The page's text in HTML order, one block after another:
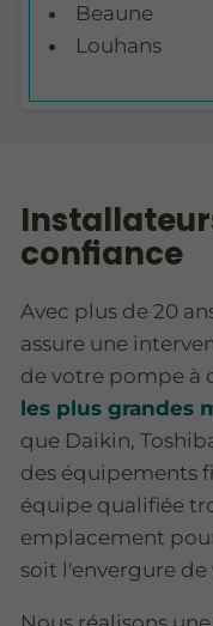
Beaune
Louhans
confiance
Avec plus de 20
assure une
de votre pompe à
les plus grandes
que Daikin,
des équipements
équipe qualifiée
emplacement
soit l'envergure